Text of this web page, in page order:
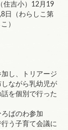
住吉小）12月19
日（わらしこ第
）
し、トリアージ
ながら乳幼児が
を個別で行った
ばのわ参加
う子育て会議に